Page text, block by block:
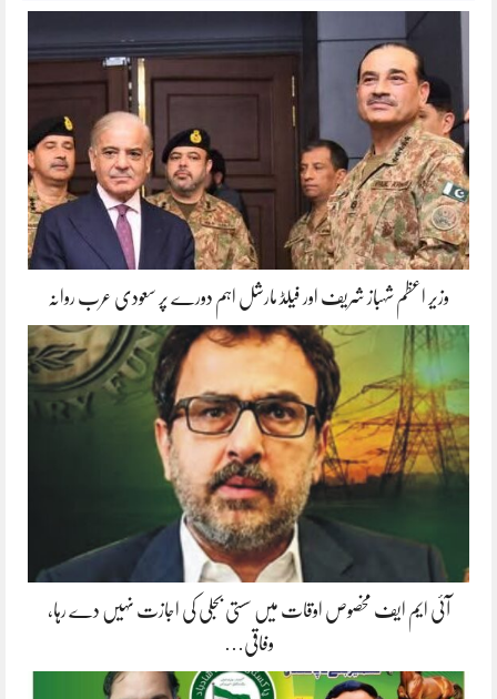
وزیر اعظم شہباز شریف اور فیلڈ مارشل اہم دورے پر سعودی عرب روانہ
آئی ایم ایف مخصوص اوقات میں سستی بجلی کی اجازت نہیں دے رہا،
وفاقی…